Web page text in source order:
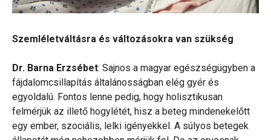
Szemléletváltásra és változásokra van szükség
Dr. Barna Erzsébet: Sajnos a magyar egészségügyben a
fájdalomcsillapítás általánosságban elég gyér és
egyoldalú. Fontos lenne pedig, hogy holisztikusan
felmérjük az illető hogylétét, hisz a beteg mindenekelőtt
egy ember, szociális, lelki igényekkel. A súlyos betegek